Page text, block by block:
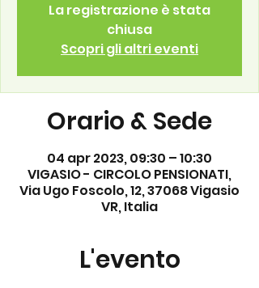
La registrazione è stata
chiusa
Scopri gli altri eventi
Orario & Sede
04 apr 2023, 09:30 – 10:30
VIGASIO - CIRCOLO PENSIONATI,
Via Ugo Foscolo, 12, 37068 Vigasio
VR, Italia
L'evento